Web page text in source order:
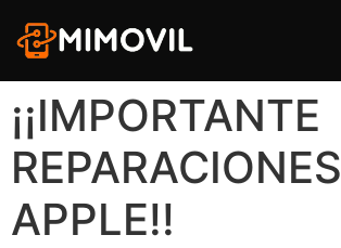
¡¡IMPORTANTE
REPARACIONES
APPLE!!